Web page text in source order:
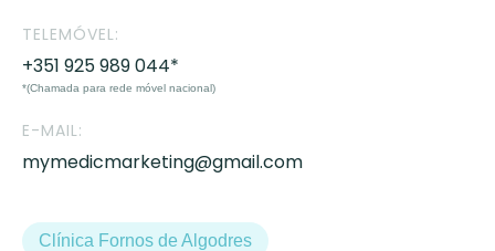
TELEMÓVEL:
+351 925 989 044*
*(Chamada para rede móvel nacional)
E-MAIL:
mymedicmarketing@gmail.com
Clínica Fornos de Algodres